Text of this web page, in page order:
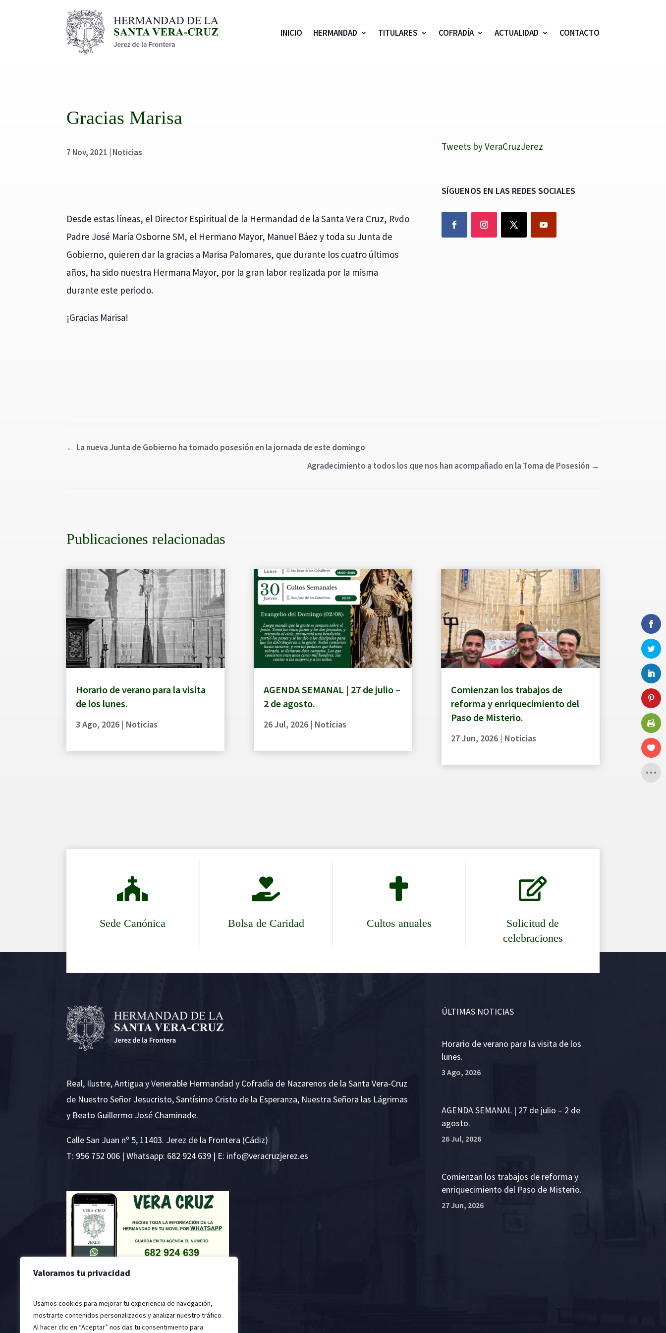
Valoramos tu privacidad
Usamos cookies para mejorar tu experiencia de navegación,
mostrarte contenidos personalizados y analizar nuestro tráfico.
Al hacer clic en “Aceptar” nos das tu consentimiento para
INICIO HERMANDAD TITULARES COFRADÍA ACTUALIDAD CONTACTO
Gracias Marisa
7 Nov, 2021 Noticias
Desde estas líneas, el Director Espiritual de la Hermandad de la Santa Vera Cruz, Rvdo
Padre José María Osborne SM, el Hermano Mayor, Manuel Báez y toda su Junta de
Gobierno, quieren dar la gracias a Marisa Palomares, que durante los cuatro últimos
años, ha sido nuestra Hermana Mayor, por la gran labor realizada por la misma
durante este periodo.
¡Gracias Marisa!
Tweets by VeraCruzJerez
SÍGUENOS EN LAS REDES SOCIALES
← La nueva Junta de Gobierno ha tomado posesión en la jornada de este domingo
Agradecimiento a todos los que nos han acompañado en la Toma de Posesión →
Publicaciones relacionadas
Horario de verano para la visita
de los lunes.
3 Ago, 2026 | Noticias
AGENDA SEMANAL | 27 de julio –
2 de agosto.
26 Jul, 2026| Noticias
Comienzan los trabajos de
reforma y enriquecimiento del
Paso de Misterio.
27 Jun, 2026| Noticias

Sede Canónica

Bolsa de Caridad

Cultos anuales

Solicitud de
celebraciones
Real, Ilustre, Antigua y Venerable Hermandad y Cofradía de Nazarenos de la Santa Vera-Cruz
de Nuestro Señor Jesucristo, Santísimo Cristo de la Esperanza, Nuestra Señora las Lágrimas
y Beato Guillermo José Chaminade.
Calle San Juan nº 5, 11403. Jerez de la Frontera (Cádiz)
T: 956 752 006 | Whatsapp: 682 924 639 | E: se.ze
rejzu
rcare
v@ofn
i
ÚLTIMAS NOTICIAS
Horario de verano para la visita de los
lunes.
3 Ago, 2026
AGENDA SEMANAL | 27 de julio – 2 de
agosto.
26 Jul, 2026
Comienzan los trabajos de reforma y
enriquecimiento del Paso de Misterio.
27 Jun, 2026